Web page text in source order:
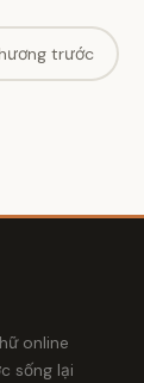
trước
online
sống lại